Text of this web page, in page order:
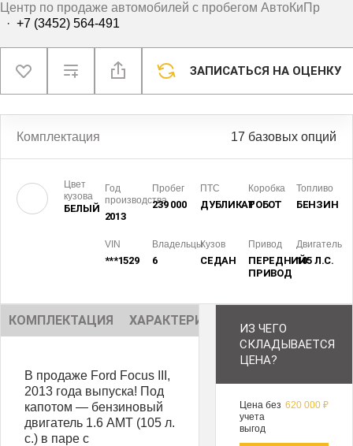
Центр по продаже автомобилей с пробегом АвтоКиПр
· +7 (3452) 564-491
ЗАПИСАТЬСЯ НА ОЦЕНКУ
Комплектация 17 базовых опций
Цвет
кузова
БЕЛЫЙ
Год
производства
2013
Пробег
239 000
ПТС
ДУБЛИКАТ
Коробка
РОБОТ
Топливо
БЕНЗИН
VIN
***1529
Владельцы
6
Кузов
СЕДАН
Привод
ПЕРЕДНИЙ
ПРИВОД
Двигатель
105 Л.С.
КОМПЛЕКТАЦИЯ ХАРАКТЕРИСТИКИ ОПИСАНИЕ
В продаже Ford Focus III,
2013 года выпуска! Под
капотом — бензиновый
двигатель 1.6 AMT (105 л.
с.) в паре с
ИЗ ЧЕГО
СКЛАДЫВАЕТСЯ
ЦЕНА?
Цена без
учета
выгод
620 000 ₽